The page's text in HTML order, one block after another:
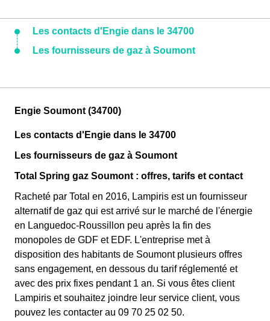
Les contacts d'Engie dans le 34700
Les fournisseurs de gaz à Soumont
Engie Soumont (34700)
Les contacts d'Engie dans le 34700
Les fournisseurs de gaz à Soumont
Total Spring gaz Soumont : offres, tarifs et contact
Racheté par Total en 2016, Lampiris est un fournisseur
alternatif de gaz qui est arrivé sur le marché de l'énergie
en Languedoc-Roussillon peu après la fin des
monopoles de GDF et EDF. L'entreprise met à
disposition des habitants de Soumont plusieurs offres
sans engagement, en dessous du tarif réglementé et
avec des prix fixes pendant 1 an. Si vous êtes client
Lampiris et souhaitez joindre leur service client, vous
pouvez les contacter au 09 70 25 02 50.